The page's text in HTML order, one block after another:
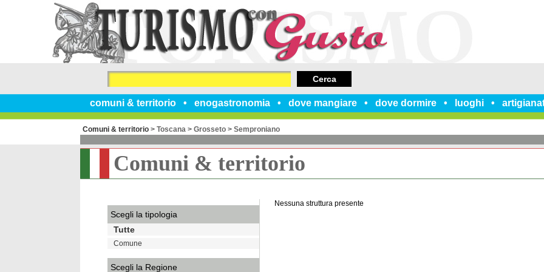
comuni & territorio enogastronomia dove mangiare dove dormire luoghi
Cerca
Comuni & territorio > Toscana > Grosseto > Semproniano
Comuni & territorio
Nessuna struttura presente
Scegli la tipologia
Tutte
Comune
Scegli la Regione